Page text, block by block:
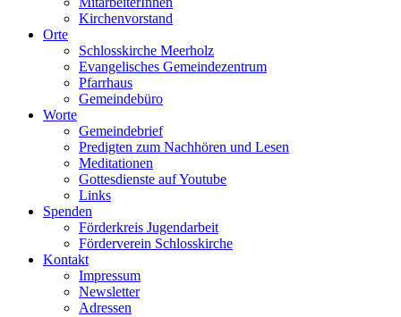
Kirchenvorstand
Orte
Schlosskirche Meerholz
Evangelisches Gemeindezentrum
Pfarrhaus
Gemeindebüro
Worte
Gemeindebrief
Predigten zum Nachhören und Lesen
Meditationen
Gottesdienste auf Youtube
Links
Spenden
Förderkreis Jugendarbeit
Förderverein Schlosskirche
Kontakt
Impressum
Newsletter
Adressen